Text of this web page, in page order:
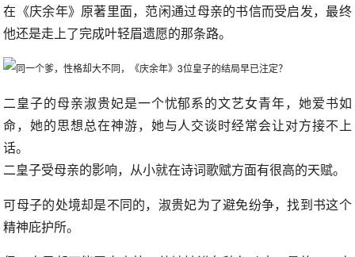
在《庆余年》原著里面，范闲通过母亲的书信而受启发，最终
他还是走上了完成叶轻眉遗愿的那条路。
二皇子的母亲淑贵妃是一个忧郁系的文艺女青年，她爱书如
命，她的思想总在神游，她与人交谈时经常会让对方接不上
话。
二皇子受母亲的影响，从小就在诗词歌赋方面有很高的天赋。
可母子的处境却是不同的，淑贵妃为了避免纷争，找到书这个
精神庇护所。